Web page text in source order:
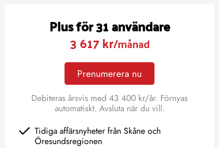
Plus för 31 användare
3 617 kr/månad
Prenumerera nu
Debiteras årsvis med 43 400 kr/år. Förnyas
automatiskt. Avsluta när du vill.
Tidiga affärsnyheter från Skåne och
Öresundsregionen